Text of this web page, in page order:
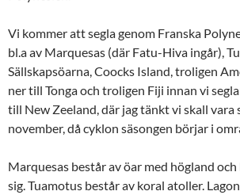
Vi kommer att segla genom Franska
bl.a av Marquesas (där Fatu-Hiva ingår),
Sällskapsöarna, Coocks Island, troligen
ner till Tonga och troligen Fiji innan vi
till New Zeeland, där jag tänkt vi skall vara
november, då cyklon säsongen börjar i
Marquesas består av öar med högland
sig. Tuamotus består av koral atoller.